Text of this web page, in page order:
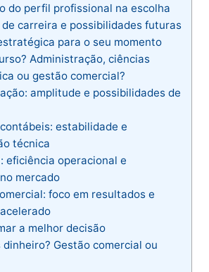
do perfil profissional na escolha
de carreira e possibilidades futuras
para o seu momento
Administração, ciências
ou gestão comercial?
amplitude e possibilidades de
estabilidade e
técnica
eficiência operacional e
mercado
foco em resultados e
a melhor decisão
dinheiro? Gestão comercial ou